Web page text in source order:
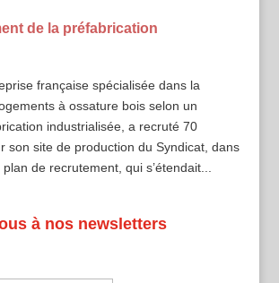
de la préfabrication
française spécialisée dans la
à ossature bois selon un
industrialisée, a recruté 70
son site de production du Syndicat, dans
de recrutement, qui s’étendait...
à nos newsletters